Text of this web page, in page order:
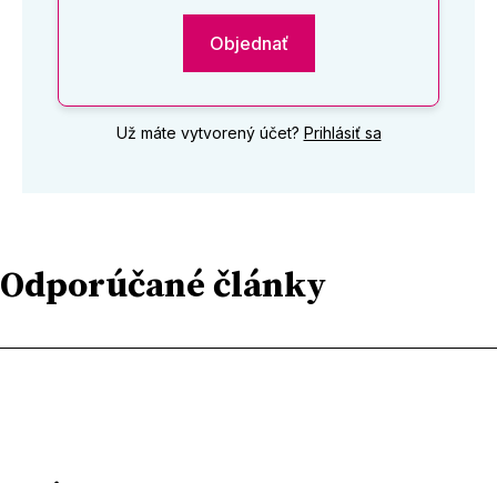
Objednať
Už máte vytvorený účet? Prihlásiť sa
Odporúčané články